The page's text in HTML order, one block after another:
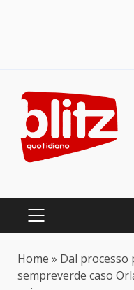
content
PRIMARY
Home » Dal processo
sempreverde caso